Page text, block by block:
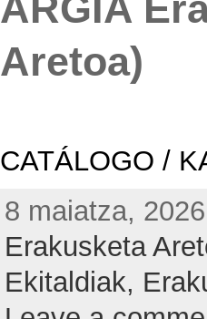
Aretoa)
CATÁLOGO /
8 maiatza,
Erakusketa
Ekitaldiak,